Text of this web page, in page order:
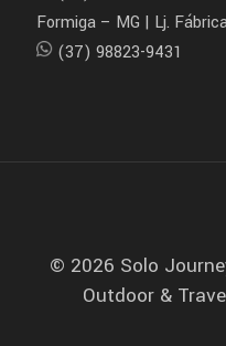
Formiga – MG | Lj.
(37) 98823-9431
© 2026 Solo
Outdoor &